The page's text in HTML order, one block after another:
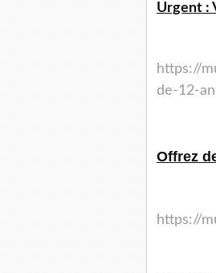
Urgent :
https://
de-12-
Offrez
https://